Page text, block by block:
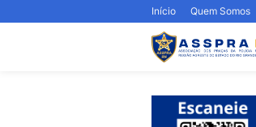
Início Quem Somos